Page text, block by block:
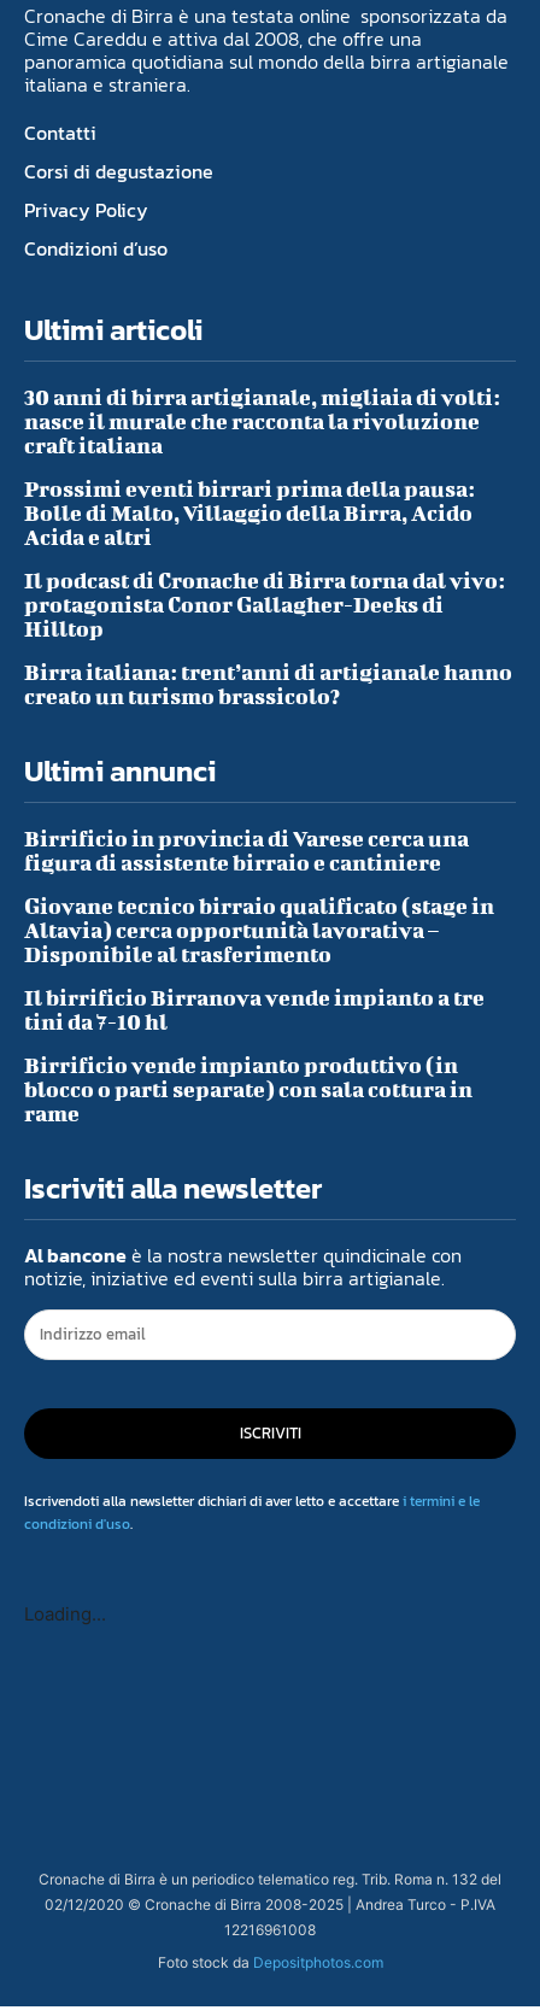
Cronache di Birra è una testata online sponsorizzata da
Cime Careddu e attiva dal 2008, che offre una
panoramica quotidiana sul mondo della birra artigianale
italiana e straniera.
Contatti
Corsi di degustazione
Privacy Policy
Condizioni d’uso
Ultimi articoli
30 anni di birra artigianale, migliaia di volti:
nasce il murale che racconta la rivoluzione
craft italiana
Prossimi eventi birrari prima della pausa:
Bolle di Malto, Villaggio della Birra, Acido
Acida e altri
Il podcast di Cronache di Birra torna dal vivo:
protagonista Conor Gallagher-Deeks di
Hilltop
Birra italiana: trent’anni di artigianale hanno
creato un turismo brassicolo?
Ultimi annunci
Birrificio in provincia di Varese cerca una
figura di assistente birraio e cantiniere
Giovane tecnico birraio qualificato (stage in
Altavia) cerca opportunità lavorativa –
Disponibile al trasferimento
Il birrificio Birranova vende impianto a tre
tini da 7-10 hl
Birrificio vende impianto produttivo (in
blocco o parti separate) con sala cottura in
rame
Iscriviti alla newsletter
Al banconeè la nostra newsletter quindicinale con
notizie, iniziative ed eventi sulla birra artigianale.
ISCRIVITI
Iscrivendoti alla newsletter dichiari di aver letto e accettarei termini e le
condizioni d'uso.
Loading...
Cronache di Birra è un periodico telematico reg. Trib. Roma n. 132 del
02/12/2020 © Cronache di Birra 2008-2025 | Andrea Turco - P.IVA
12216961008
Foto stock da Depositphotos.com